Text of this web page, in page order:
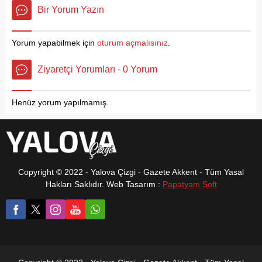
ücretlerinde yeni bir
düzenleme yapılması için
açıklandı. Yalova
Minibüsçüler Odası Başkanı
Erhan Baş, sürece ilişkin
yaptığı açıklamada, özellikle
artış yaşandığını belirtti.
annelerimizle yöneteceğiz.’
Subaşı’lı kadınlarla bir
seçimlerde yapacakları
Bir Yorum Yazın
Yorum yapabilmek için oturum açmalısınız
Ziyaretçi Yorumları - 0 Yorum
Henüz yorum yapılmamış.
Copyright © 2022 - Yalova Çizgi - Gazete Akkent - Tüm Yasal
Hakları Saklıdır. Web Tasarım : Papatyam Soft